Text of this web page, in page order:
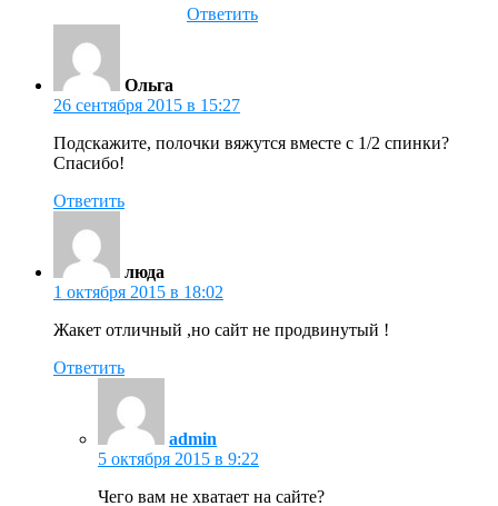
Ответить
Ольга
26 сентября 2015 в 15:27
Подскажите, полочки вяжутся вместе с 1/2 спинки?
Спасибо!
Ответить
люда
1 октября 2015 в 18:02
Жакет отличный ,но сайт не продвинутый !
Ответить
admin
5 октября 2015 в 9:22
Чего вам не хватает на сайте?